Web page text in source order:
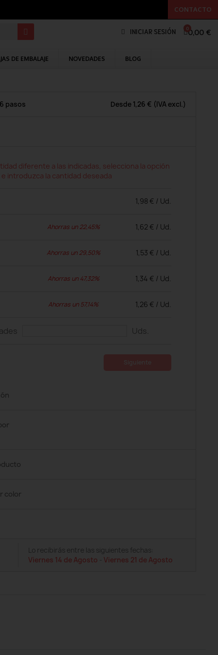
CONTACTO
INICIAR SESIÓN 0,00 €
DE EMBALAJE NOVEDADES BLOG
pasos Desde 1,26 € (IVA excl.)
diferente a las indicadas, selecciona la opción
introduzca la cantidad deseada
1,98 € / Ud.
Ahorras un 22,45% 1,62 € / Ud.
Ahorras un 29,50% 1,53 € / Ud.
Ahorras un 47,32% 1,34 € / Ud.
Ahorras un 57,14% 1,26 € / Ud.
Uds.
color
Lo recibirás entre las siguientes fechas:
Viernes 14 de Agosto - Viernes 21 de Agosto